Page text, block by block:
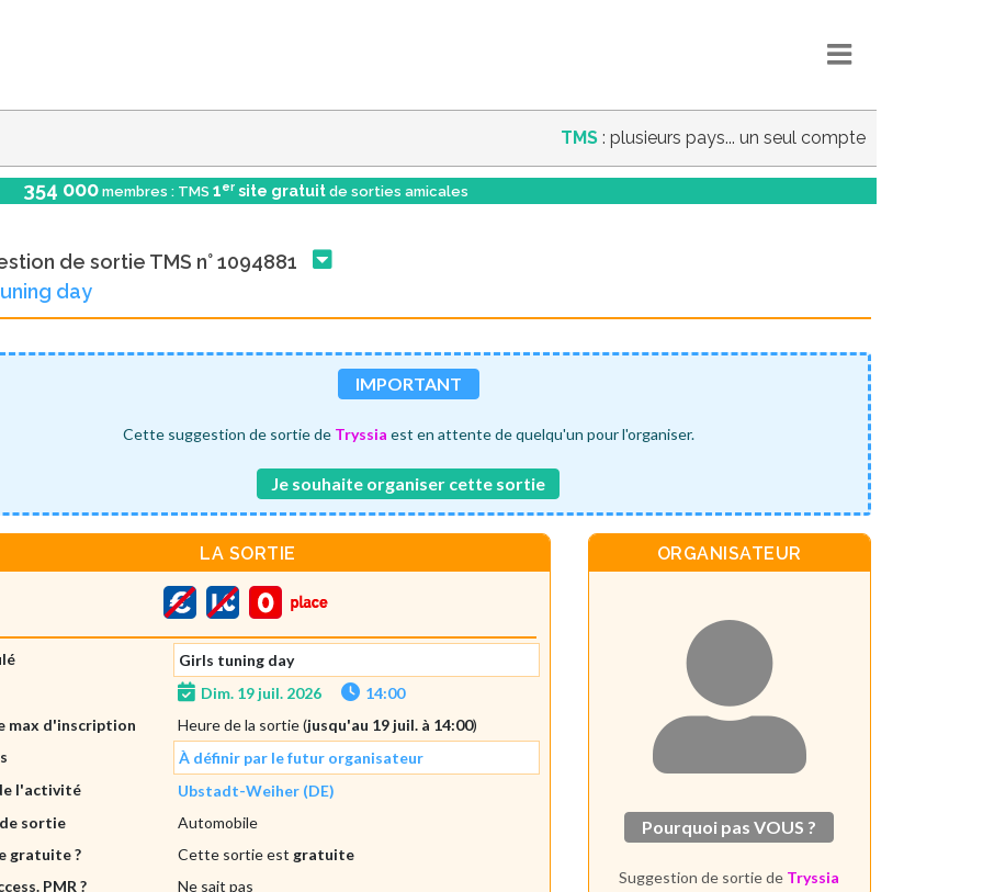
TMS : plusieurs pays... un seul compte
354 000 membres : TMS 1er site gratuit de sorties amicales
de sortie TMS n° 1094881
day
IMPORTANT
Cette suggestion de sortie de Tryssia est en attente de quelqu'un pour l'organiser.
Je souhaite organiser cette sortie
LA SORTIE
Girls tuning day
Dim. 19 juil. 2026
14:00
max d'inscription
Heure de la sortie (jusqu'au 19 juil. à 14:00)
À définir par le futur organisateur
l'activité
Ubstadt-Weiher (DE)
sortie
Automobile
gratuite ?
Cette sortie est gratuite
PMR ?
Ne sait pas
ORGANISATEUR
Pourquoi pas VOUS ?
Suggestion de sortie de Tryssia